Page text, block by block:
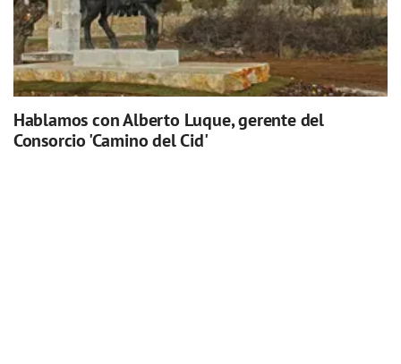
Hablamos con Alberto Luque, gerente del
Consorcio 'Camino del Cid'